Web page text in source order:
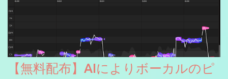
【無料配布】AIによりボーカルのピ